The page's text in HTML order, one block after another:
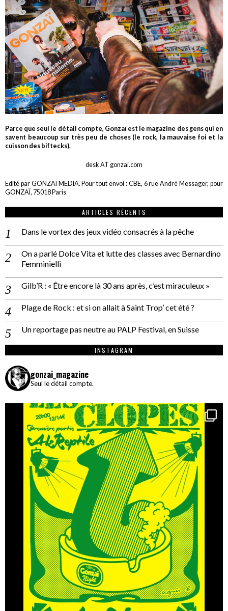
Parce que seul le détail compte, Gonzaï est le magazine des gens qui en
savent beaucoup sur très peu de choses (le rock, la mauvaise foi et la
cuisson des biftecks).
desk AT gonzai.com
Edité par GONZAÏ MEDIA. Pour tout envoi : CBE, 6 rue André Messager, pour
GONZAÏ, 75018 Paris
ARTICLES RÉCENTS
Dans le vortex des jeux vidéo consacrés à la pêche
On a parlé Dolce Vita et lutte des classes avec Bernardino
Femminielli
Gilb’R : « Être encore là 30 ans après, c’est miraculeux »
Plage de Rock : et si on allait à Saint Trop’ cet été ?
Un reportage pas neutre au PALP Festival, en Suisse
INSTAGRAM
gonzai_magazine
Seul le détail compte.